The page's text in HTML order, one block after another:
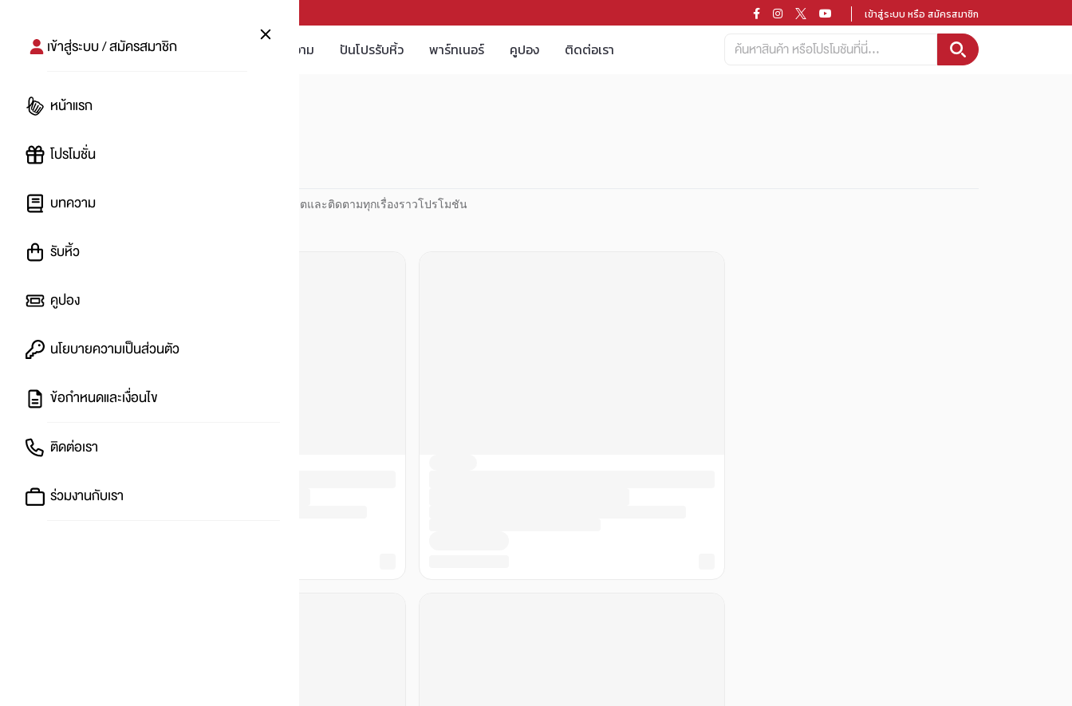
เข้าสู่ระบบ หรือ สมัครสมาชิก
บทความ ปันโปรรับหิ้ว พาร์ทเนอร์ คูปอง ติดต่อเรา
เข้าสู่ระบบ / สมัครสมาชิก
หน้าแรก
โปรโมชั่น
บทความ
รับหิ้ว
คูปอง
นโยบายความเป็นส่วนตัว
ข้อกำหนดและเงื่อนไข
ติดต่อเรา
ร่วมงานกับเรา
#
ปันโปร PUNPRO ที่ 1 ด้านโปรโมชัน อัปเดตและติดตามทุกเรื่องราวโปรโมชัน